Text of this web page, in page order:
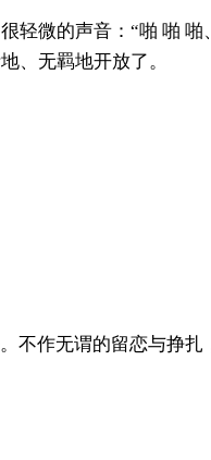
轻微的声音：“啪 啪
、无羁地开放了。
不作无谓的留恋与挣扎